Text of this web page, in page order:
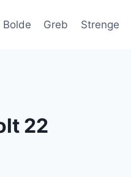
Bolde Greb Strenge
22